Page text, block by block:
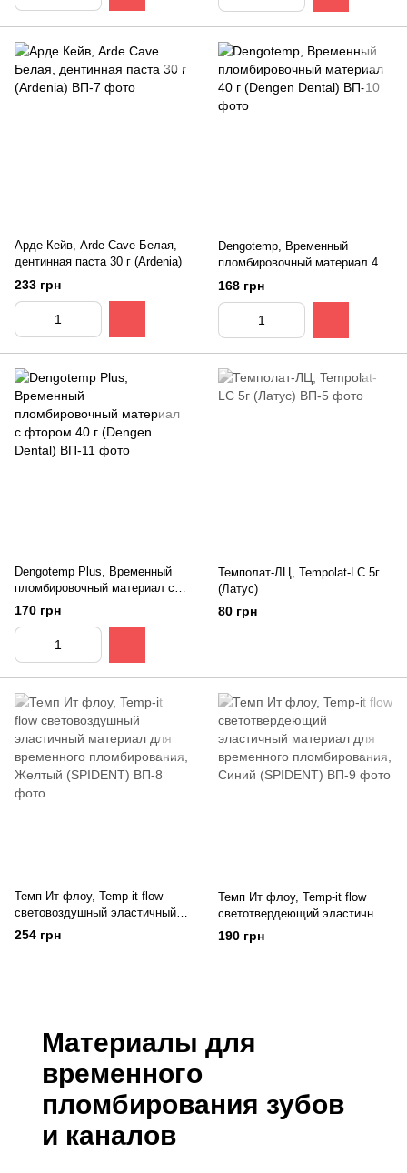
Арде Кейв, Arde Cave Белая,
дентинная паста 30 г (Ardenia)
233 грн
Dengotemp, Временный
пломбировочный материал 40 г
(Dengen Dental)
168 грн
Dengotemp Plus, Временный
пломбировочный материал с
фтором 40 г (Dengen Dental)
170 грн
Темполат-ЛЦ, Tempolat-LC 5г
(Латус)
80 грн
Темп Ит флоу, Temp-it flow
световоздушный эластичный
материал для временного
пломбирования, Желтый
254 грн
Темп Ит флоу, Temp-it flow
светотвердеющий эластичный
материал для временного
пломбирования, Синий
190 грн
Материалы для
временного
пломбирования зубов
и каналов